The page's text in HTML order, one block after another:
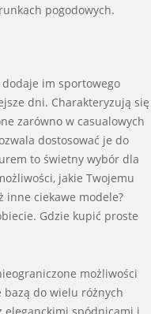
pogodowych.
im sportowego
dni. Charakteryzują się
zarówno w casualowych
dostosować je do
to świetny wybór dla
jakie Twojemu
inne ciekawe modele?
Gdzie kupić proste
możliwości
bazą do wielu różnych